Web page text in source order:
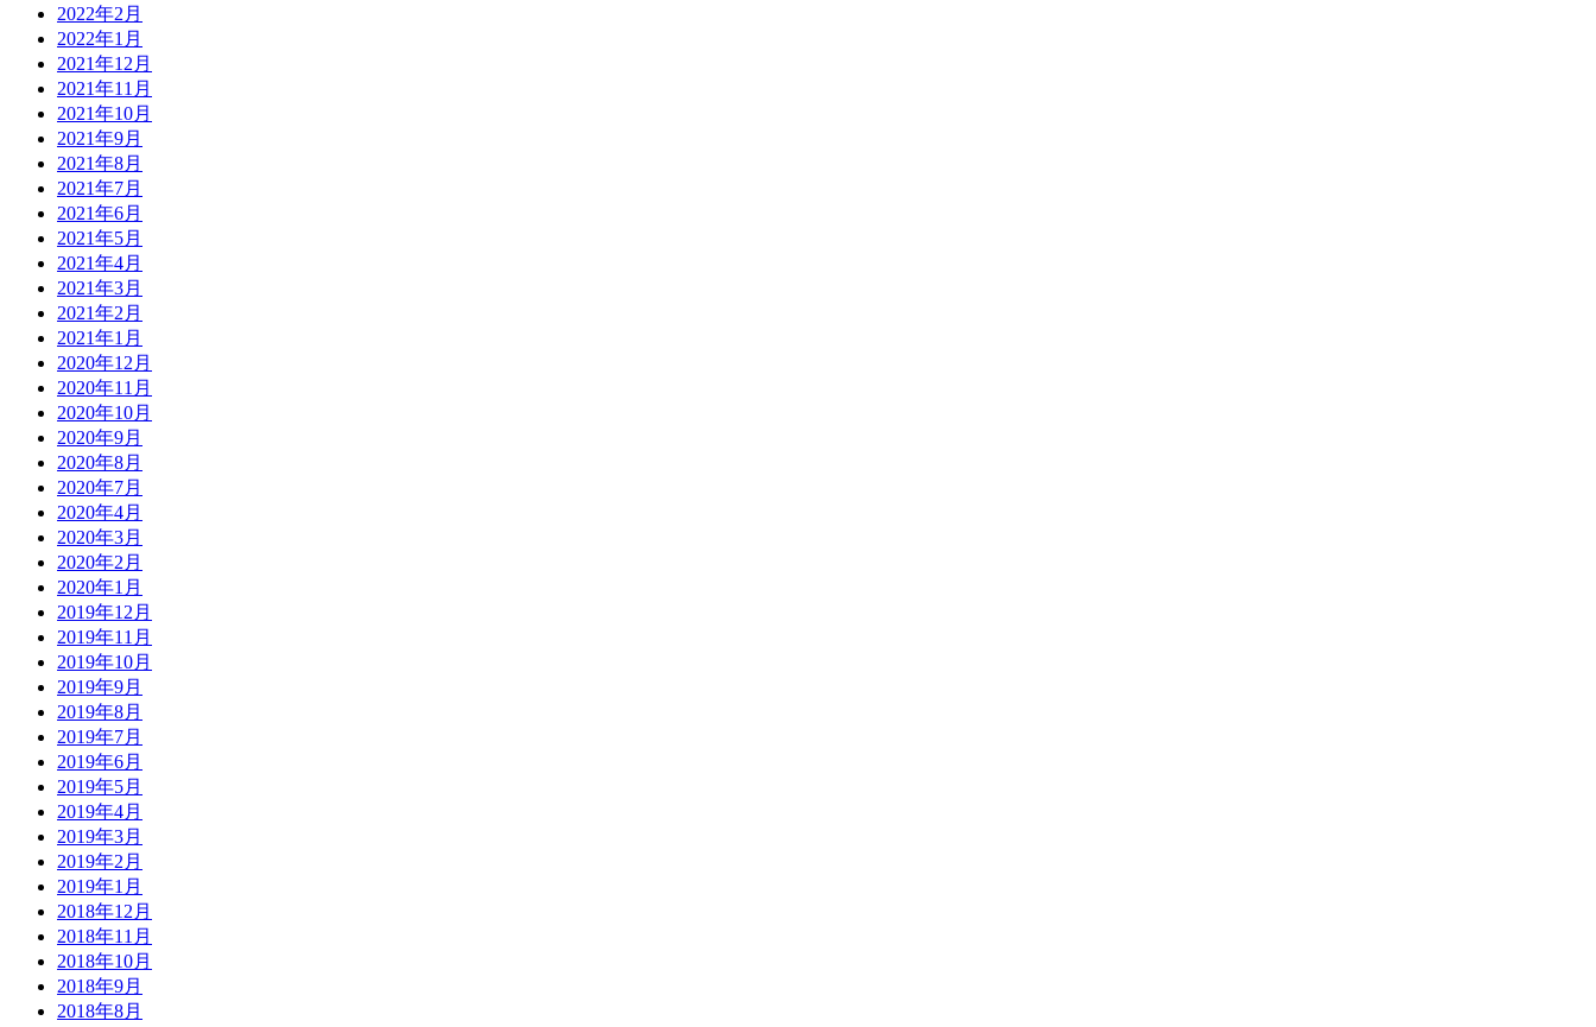
2022年2月
2022年1月
2021年12月
2021年11月
2021年10月
2021年9月
2021年8月
2021年7月
2021年6月
2021年5月
2021年4月
2021年3月
2021年2月
2021年1月
2020年12月
2020年11月
2020年10月
2020年9月
2020年8月
2020年7月
2020年4月
2020年3月
2020年2月
2020年1月
2019年12月
2019年11月
2019年10月
2019年9月
2019年8月
2019年7月
2019年6月
2019年5月
2019年4月
2019年3月
2019年2月
2019年1月
2018年12月
2018年11月
2018年10月
2018年9月
2018年8月